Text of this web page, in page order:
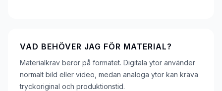
VAD BEHÖVER JAG FÖR MATERIAL?
Materialkrav beror på formatet. Digitala ytor använder
normalt bild eller video, medan analoga ytor kan kräva
tryckoriginal och produktionstid.